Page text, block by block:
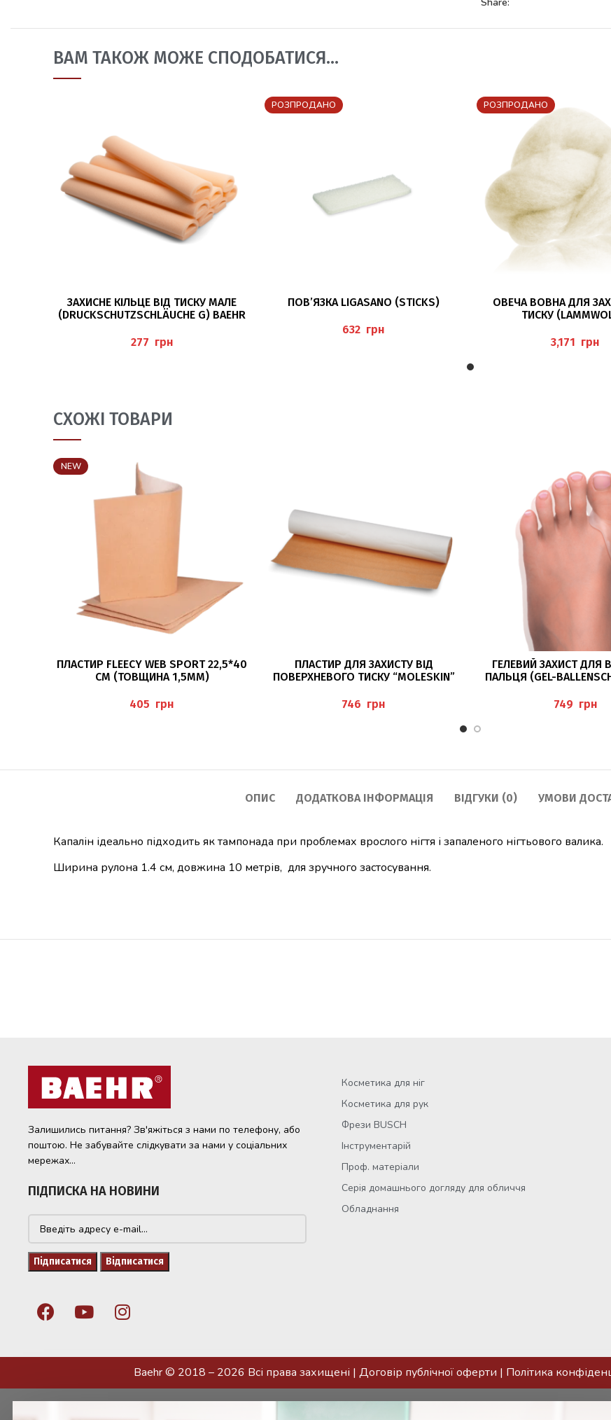
ВАМ ТАКОЖ МОЖЕ СПОДОБАТИСЯ…
ДОДАТИ В КОШИК
ЗАХИСНЕ КІЛЬЦЕ ВІД ТИСКУ МАЛЕ
(DRUCKSCHUTZSCHLÄUCHE G) BAEHR
грн
РОЗПРОДАНО
ЧИТАТИ ДАЛІ
ПОВ’ЯЗКА LIGASANO (STICKS)
грн
РОЗПРОДАНО
ЧИТАТИ ДАЛІ
ОВЕЧА ВОВНА ДЛЯ
ТИСКУ
грн
СХОЖІ ТОВАРИ
NEW
ДОДАТИ В КОШИК
ПЛАСТИР FLEECY WEB SPORT 22,5*40
СМ (ТОВЩИНА 1,5ММ)
грн
ДОДАТИ В КОШИК
ПЛАСТИР ДЛЯ ЗАХИСТУ ВІД
ПОВЕРХНЕВОГО ТИСКУ “MOLESKIN”
грн
ДОДАТИ В
ГЕЛЕВИЙ ЗАХИСТ ДЛЯ
ПАЛЬЦЯ (GEL-
грн
ОПИС ДОДАТКОВА ІНФОРМАЦІЯ ВІДГУКИ (0) УМОВИ
Капалін ідеально підходить як тампонада при проблемах врослого нігтя і запаленого нігтьового валика.
Ширина рулона 1.4 см, довжина 10 метрів, для зручного застосування.
Залишились питання? Зв'яжіться з нами по телефону, або
поштою. Не забувайте слідкувати за нами у соціальних
мережах...
ПІДПИСКА НА НОВИНИ
Косметика для ніг
Косметика для рук
Фрези BUSCH
Інструментарій
Проф. матеріали
Серія домашнього догляду для обличчя
Обладнання
Baehr © 2018 – 2026 Всі права захищені | Договір публічної оферти | Політика